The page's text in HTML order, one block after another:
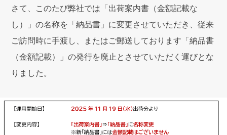
さて、このたび弊社では「出荷案内書（金額記載な
し）」の名称を「納品書」に変更させていただき、従来
ご訪問時に手渡し、またはご郵送しております「納品書
（金額記載）」の発行を廃止とさせていただく運びとな
りました。